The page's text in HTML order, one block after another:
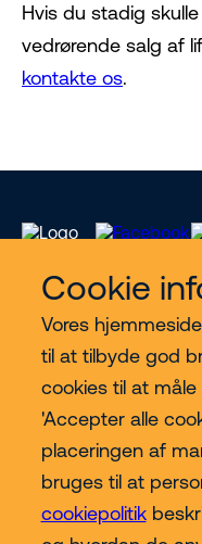
Cookie
Vores
til at tilbyde god
cookies til at måle
'Accepter alle
placeringen af
bruges til at
cookiepolitik
Hvis du stadig
vedrørende salg af
kontakte os.
Vores services
Lift kategorier
Contact